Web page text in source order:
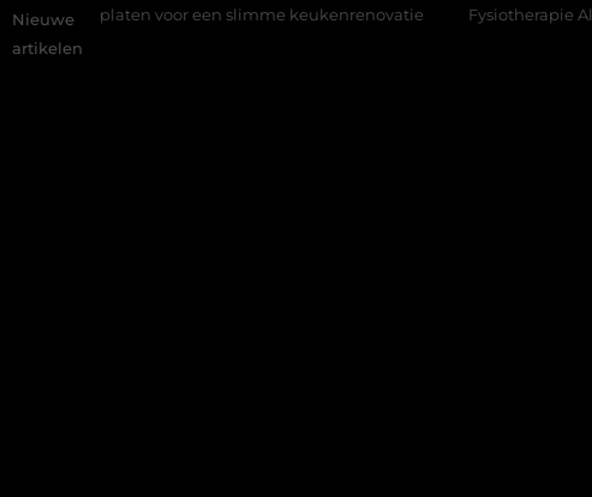
Nieuwe
artikelen
HPL platen voor een slimme keukenrenovatie Fysiotherapie